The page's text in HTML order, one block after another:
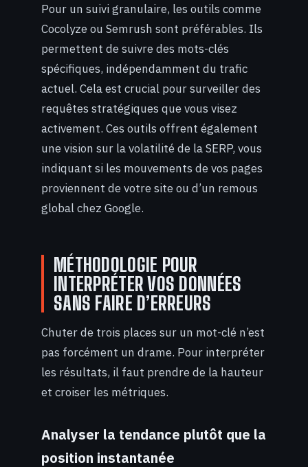
Pour un suivi granulaire, les outils comme
Cocolyze ou Semrush sont préférables. Ils
permettent de suivre des mots-clés
spécifiques, indépendamment du trafic
actuel. Cela est crucial pour surveiller des
requêtes stratégiques que vous visez
activement. Ces outils offrent également
une vision sur la volatilité de la SERP, vous
indiquant si les mouvements de vos pages
proviennent de votre site ou d’un remous
global chez Google.
MÉTHODOLOGIE POUR
INTERPRÉTER VOS DONNÉES
SANS FAIRE D’ERREURS
Chuter de trois places sur un mot-clé n’est
pas forcément un drame. Pour interpréter
les résultats, il faut prendre de la hauteur
et croiser les métriques.
Analyser la tendance plutôt que la
position instantanée